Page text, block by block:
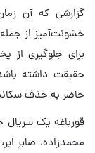
گزارشی که آن
خشونت‌آمیز از
برای جلوگیری از
حقیقت داشته
حاضر به حذف
قورباغه یک سریال
محمدزاده، صابر